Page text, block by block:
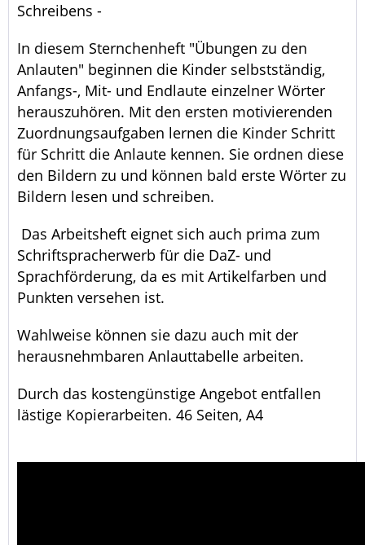
Schreibens -
In diesem Sternchenheft "Übungen zu den
Anlauten" beginnen die Kinder selbstständig,
Anfangs-, Mit- und Endlaute einzelner Wörter
herauszuhören. Mit den ersten motivierenden
Zuordnungsaufgaben lernen die Kinder Schritt
für Schritt die Anlaute kennen. Sie ordnen diese
den Bildern zu und können bald erste Wörter zu
Bildern lesen und schreiben.
Das Arbeitsheft eignet sich auch prima zum
Schriftspracherwerb für die DaZ- und
Sprachförderung, da es mit Artikelfarben und
Punkten versehen ist.
Wahlweise können sie dazu auch mit der
herausnehmbaren Anlauttabelle arbeiten.
Durch das kostengünstige Angebot entfallen
lästige Kopierarbeiten. 46 Seiten, A4